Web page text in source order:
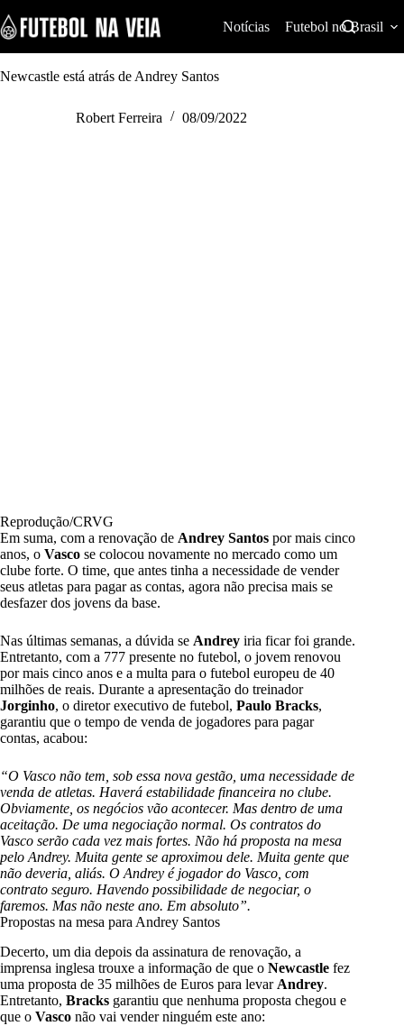
k
i
p
t
Notícias Futebol no Brasil
Newcastle está atrás de Andrey Santos
Robert Ferreira 08/09/2022
Reprodução/CRVG
Em suma, com a renovação de Andrey Santos por mais cinco
anos, o Vasco se colocou novamente no mercado como um
clube forte. O time, que antes tinha a necessidade de vender
seus atletas para pagar as contas, agora não precisa mais se
desfazer dos jovens da base.
Nas últimas semanas, a dúvida se Andrey iria ficar foi grande.
Entretanto, com a 777 presente no futebol, o jovem renovou
por mais cinco anos e a multa para o futebol europeu de 40
milhões de reais. Durante a apresentação do treinador
Jorginho, o diretor executivo de futebol, Paulo Bracks,
garantiu que o tempo de venda de jogadores para pagar
contas, acabou:
“O Vasco não tem, sob essa nova gestão, uma necessidade de
venda de atletas. Haverá estabilidade financeira no clube.
Obviamente, os negócios vão acontecer. Mas dentro de uma
aceitação. De uma negociação normal. Os contratos do
Vasco serão cada vez mais fortes. Não há proposta na mesa
pelo Andrey. Muita gente se aproximou dele. Muita gente que
não deveria, aliás. O Andrey é jogador do Vasco, com
contrato seguro. Havendo possibilidade de negociar, o
faremos. Mas não neste ano. Em absoluto”.
Propostas na mesa para Andrey Santos
Decerto, um dia depois da assinatura de renovação, a
imprensa inglesa trouxe a informação de que o Newcastle fez
uma proposta de 35 milhões de Euros para levar Andrey.
Entretanto, Bracks garantiu que nenhuma proposta chegou e
que o Vasco não vai vender ninguém este ano: